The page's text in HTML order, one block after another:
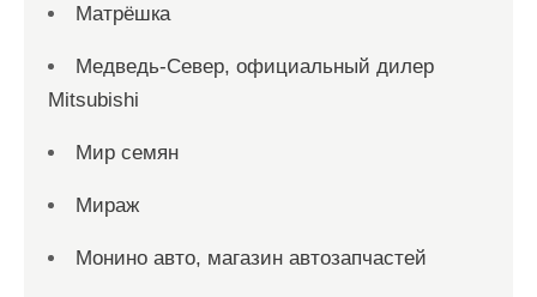
Матрёшка
Медведь-Север, официальный дилер
Mitsubishi
Мир семян
Мираж
Монино авто, магазин автозапчастей